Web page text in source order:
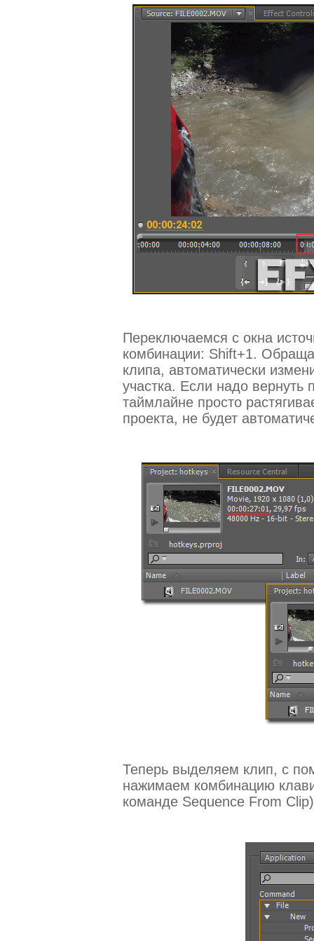
Переключаемся с окна
комбинации: Shift+1.
клипа, автоматически
участка. Если надо вернуть
таймлайне просто
проекта, не будет
Теперь выделяем клип, с
нажимаем комбинацию
команде Sequence From